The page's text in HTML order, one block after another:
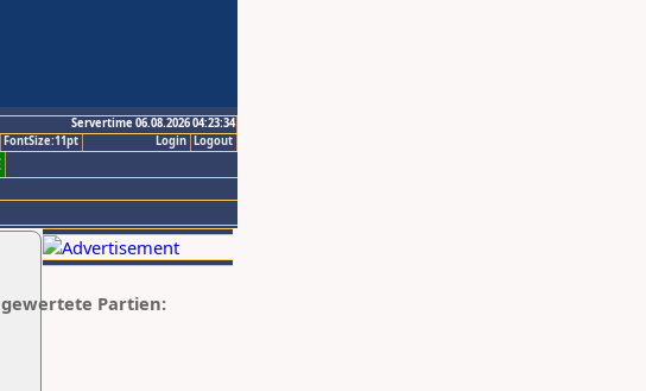
Servertime 06.08.2026 04:23:34
Logout
Login
FontSize:11pt
gewertete Partien: